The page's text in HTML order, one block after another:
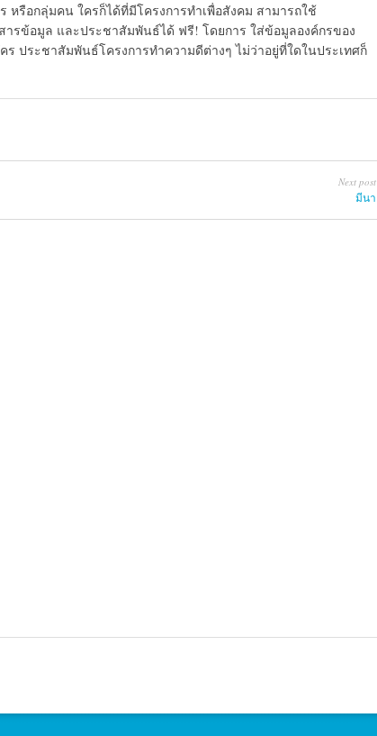
รือกลุ่มคน ใครก็ได้ที่มีโครงการทำเพื่อสังคม สามารถใช้
รข้อมูล และประชาสัมพันธ์ได้ ฟรี! โดยการ ใส่ข้อมูลองค์กรของ
ประชาสัมพันธ์โครงการทำความดีต่างๆ ไม่ว่าอยู่ที่ใดในประเทศก็
Next post
มีนา